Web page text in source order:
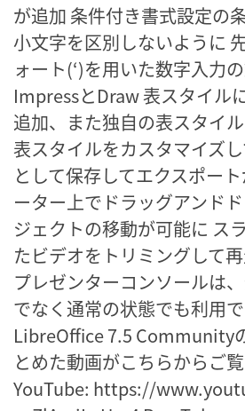
が追加 条件付き書式設定の
小文字を区別しないように
ォート(‘)を用いた数字入力
ImpressとDraw 表スタイル
追加、また独自の表スタイ
表スタイルをカスタマイズ
として保存してエクスポー
ーター上でドラッグアンド
ジェクトの移動が可能に ス
たビデオをトリミングして
プレゼンターコンソールは
でなく通常の状態でも利用
LibreOffice 7.5 Community
とめた動画がこちらからご覧
YouTube: https://